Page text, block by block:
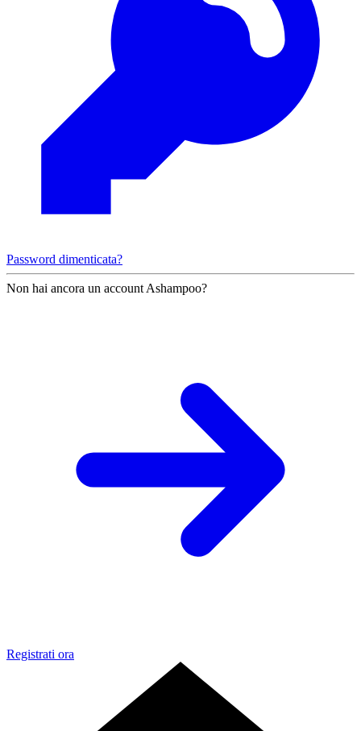
Password dimenticata?
Non hai ancora un account Ashampoo?
Registrati ora